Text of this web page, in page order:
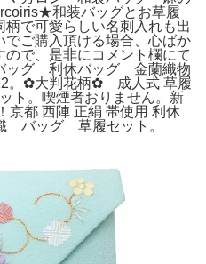
和装バッグとお草履
で可愛らしい名刺入れも出
ご購入頂ける場合、心ばか
で、是非にコメント欄にて
ッグ 利休バッグ 金蘭織物
。✿大判花柄✿ 成人式 草履
ト。喫煙者おりません。新
京都 西陣 正絹 帯使用 利休
バッグ 草履セット。